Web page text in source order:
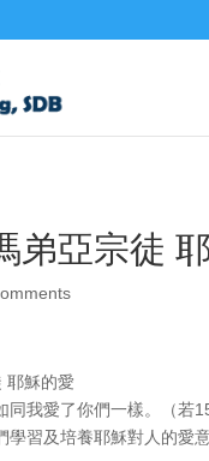
弟亞宗徒
耶穌的愛
同我愛了你們一樣。（若
學習及培養耶穌對人的愛意